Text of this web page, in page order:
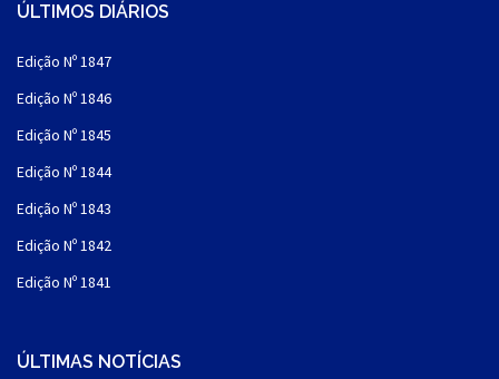
ÚLTIMOS DIÁRIOS
Edição Nº 1847
Edição Nº 1846
Edição Nº 1845
Edição Nº 1844
Edição Nº 1843
Edição Nº 1842
Edição Nº 1841
ÚLTIMAS NOTÍCIAS